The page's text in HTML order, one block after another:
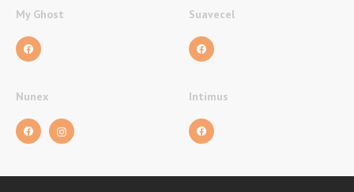
My Ghost Suavecel
Nunex Intimus